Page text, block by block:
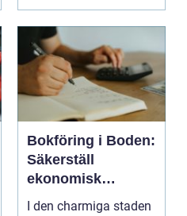
Bokföring i Boden:
Säkerställ
ekonomisk
framgång
I den charmiga staden